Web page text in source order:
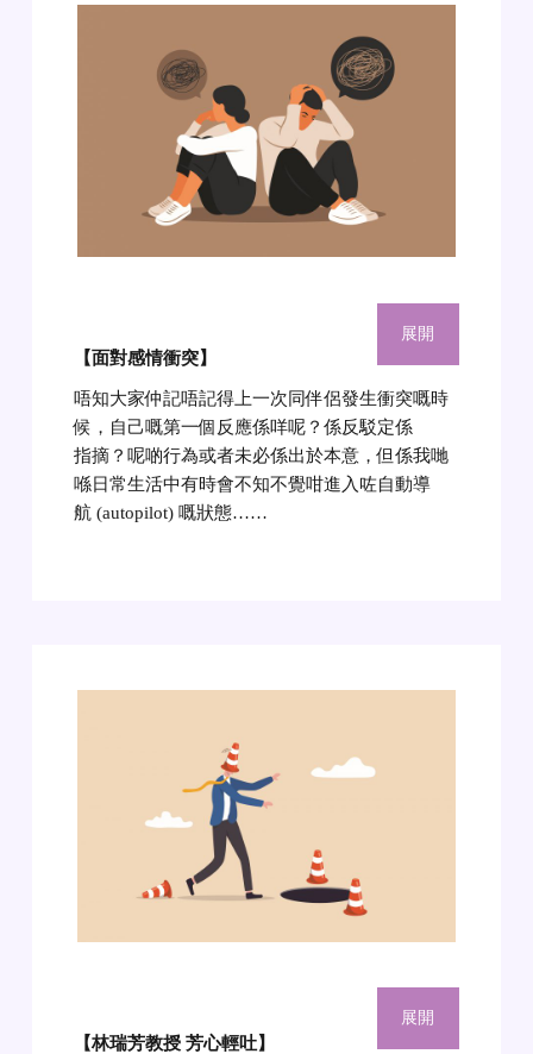
【面對感情衝突】
唔知大家仲記唔記得上一次同伴侶發生衝突嘅時
候，自己嘅第一個反應係咩呢？係反駁定係
指摘？呢啲行為或者未必係出於本意，但係我哋
喺日常生活中有時會不知不覺咁進入咗自動導
航 (autopilot) 嘅狀態……
展開
【林瑞芳教授 芳心輕吐】
展開